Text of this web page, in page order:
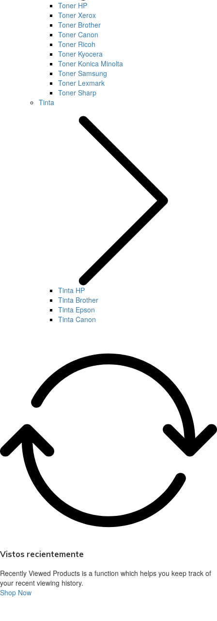
Toner HP
Toner Xerox
Toner Brother
Toner Canon
Toner Ricoh
Toner Kyocera
Toner Konica Minolta
Toner Samsung
Toner Lexmark
Toner Sharp
Tinta
Tinta HP
Tinta Brother
Tinta Epson
Tinta Canon
Vistos recientemente
Recently Viewed Products is a function which helps you keep track of
your recent viewing history.
Shop Now